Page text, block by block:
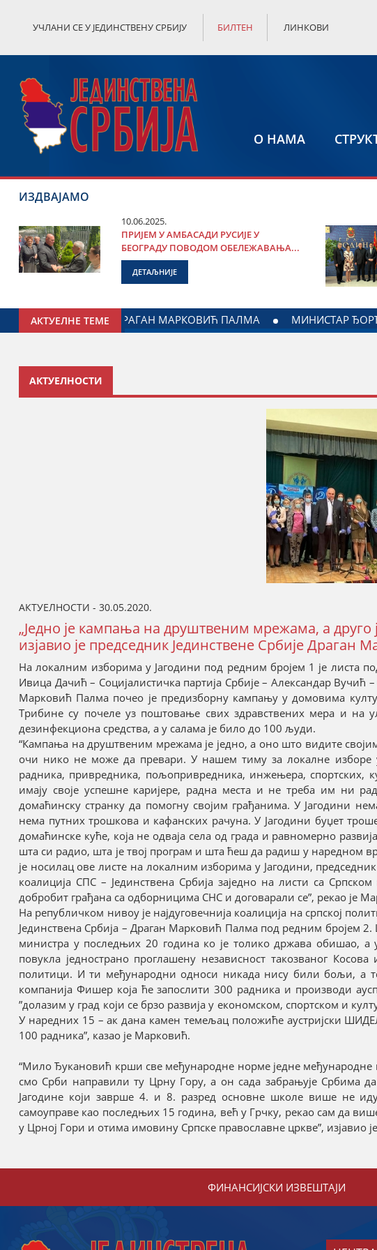
УЧЛАНИ СЕ У ЈЕДИНСТВЕНУ СРБИЈУ БИЛТЕН ЛИНКОВИ
О НАМА
ИЗДВАЈАМО
10.06.2025.
ПРИЈЕМ У АМБАСАДИ РУСИЈЕ У
БЕОГРАДУ ПОВОДОМ ОБЕЛЕЖАВАЊА...
ДЕТАЉНИЈЕ
АКТУЕЛНЕ ТЕМЕ
У ЈАГОДИНИ: ДОГОВОРЕН НАСТАВАК САРАДЊЕ ГРАДА ЈАГОДИНЕ
АКТУЕЛНОСТИ
АКТУЕЛНОСТИ - 30.05.2020.
„Једно је кампања на друштвеним мрежама, а друго
изјавио је председник Јединствене Србије Драган
На локалним изборима у Јагодини под редним бројем 1 је листа
Ивица Дачић – Социјалистичка партија Србије – Александар Вучић
Марковић Палма почео је предизборну кампању у домовима
Трибине су почеле уз поштовање свих здравствених мера и на
дезинфекциона средства, а у салама је било до 100 људи.
“Кампања на друштвеним мрежама је једно, а оно што видите
очи нико не може да превари. У нашем тиму за локалне изборе
радника, привредника, пољопривредника, инжењера, спортских,
имају своје успешне каријере, радна места и не треба им ни
домаћинску странку да помогну својим грађанима. У Јагодини
нема путних трошкова и кафанских рачуна. У Јагодини буџет
домаћинске куће, која не одваја села од града и равномерно
шта си радио, шта је твој програм и шта ћеш да радиш у наредном
је носилац ове листе на локалним изборима у Јагодини,
коалиција СПС – Јединствена Србија заједно на листи са
добробит грађана са одборницима СНС и договарали се”, рекао је
На републичком нивоу је најдуговечнија коалиција на српској
Јединствена Србија – Драган Марковић Палма под редним бројем
министра у последњих 20 година ко је толико држава обишао, а
повукла једнострано проглашену независност такозваног
политици. И ти међународни односи никада нису били бољи, а
компанија Фишер која ће запослити 300 радника и производи
”долазим у град који се брзо развија у економском, спортском и
У наредних 15 – ак дана камен темељац положиће аустријски
100 радника”, казао је Марковић.
“Мило Ђукановић крши све међународне норме једне међународне
смо Срби направили ту Црну Гору, а он сада забрањује Србима
Јагодине који заврше 4. и 8. разред основне школе више не
самоуправе као последњих 15 година, већ у Грчку, рекао сам да
у Црној Гори и отима имовину Српске православне цркве”, изјавио
ФИНАНСИЈСКИ ИЗВЕШТАЈИ